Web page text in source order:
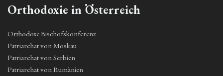
Orthodoxie in Österreich
Orthodoxe Bischofskonferenz
Patriarchat von Moskau
Patriarchat von Serbien
Patriarchat von Rumänien